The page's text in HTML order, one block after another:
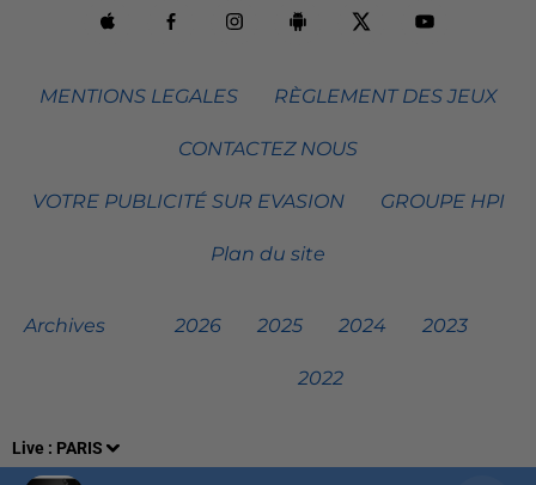
Live : PARIS
MENTIONS LEGALES RÈGLEMENT DES JEUX
CONTACTEZ NOUS
VOTRE PUBLICITÉ SUR EVASION GROUPE HPI
Plan du site
Archives 2026 2025 2024 2023
2022